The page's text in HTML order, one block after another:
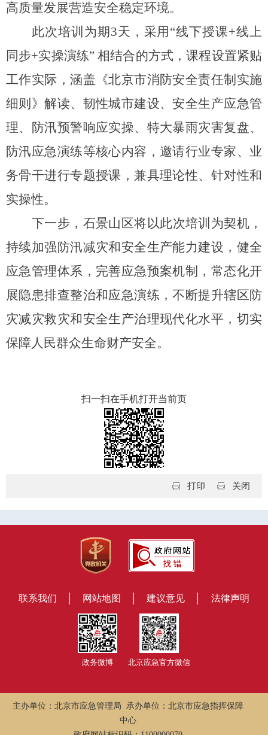
高质量发展营造安全稳定环境。
此次培训为期3天，采用“线下授课+线上
同步+实操演练” 相结合的方式，课程设置紧贴
工作实际，涵盖《北京市消防安全责任制实施
细则》解读、韧性城市建设、安全生产应急管
理、防汛预警响应实操、特大暴雨灾害复盘、
防汛应急演练等核心内容，邀请行业专家、业
务骨干进行专题授课，兼具理论性、针对性和
实操性。
下一步，石景山区将以此次培训为契机，
持续加强防汛减灾和安全生产能力建设，健全
应急管理体系，完善应急预案机制，常态化开
展隐患排查整治和应急演练，不断提升辖区防
灾减灾救灾和安全生产治理现代化水平，切实
保障人民群众生命财产安全。
扫一扫在手机打开当前页
关闭
打印
联系我们 网站地图 建议意见 法律声明
政务微博 北京应急官方微信
主办单位：北京市应急管理局 承办单位：北京市应急指挥保障
中心